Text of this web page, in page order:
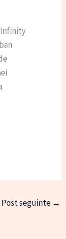
Infinity
Post seguinte →